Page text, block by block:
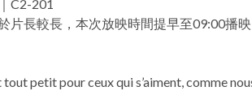
C2-201
片長較長，本次放映時間提早至09:00播映
tout petit pour ceux qui s’aiment, comme